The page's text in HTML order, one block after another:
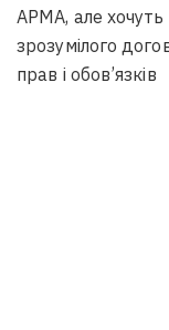
АРМА, але хочуть
зрозумілого
прав і обов’язків